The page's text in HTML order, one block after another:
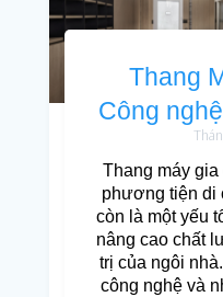
Thang
Công
Thang máy
phương tiện di
còn là một yếu
nâng cao chất
trị của ngôi
công nghệ và